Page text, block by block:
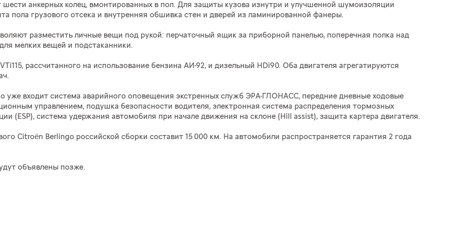
шести анкерных колец, вмонтированных в пол. Для защиты кузова изнутри и улучшенной шумоизоляции
пола грузового отсека и внутренняя обшивка стен и дверей из ламинированной фанеры.
разместить личные вещи под рукой: перчаточный ящик за приборной панелью, поперечная полка над
мелких вещей и подстаканники.
рассчитанного на использование бензина АИ-92, и дизельный HDi90. Оба двигателя агрегатируются
уже входит система аварийного оповещения экстренных служб ЭРА-ГЛОНАСС, передние дневные ходовые
управлением, подушка безопасности водителя, электронная система распределения тормозных
(ESP), система удержания автомобиля при начале движения на склоне (Hill assist), защита картера двигателя.
Citroën Berlingo российской сборки составит 15 000 км. На автомобили распространяется гарантия 2 года
объявлены позже.